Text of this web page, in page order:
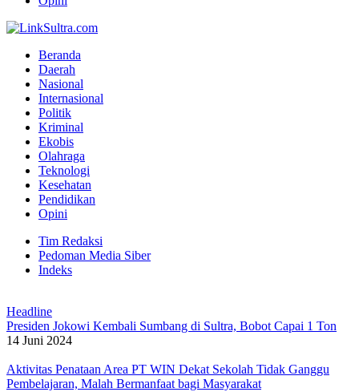
Beranda
Daerah
Nasional
Internasional
Politik
Kriminal
Ekobis
Olahraga
Teknologi
Kesehatan
Pendidikan
Opini
Tim Redaksi
Pedoman Media Siber
Indeks
Headline
Presiden Jokowi Kembali Sumbang di Sultra, Bobot Capai 1 Ton
14 Juni 2024
Aktivitas Penataan Area PT WIN Dekat Sekolah Tidak Ganggu
Pembelajaran, Malah Bermanfaat bagi Masyarakat